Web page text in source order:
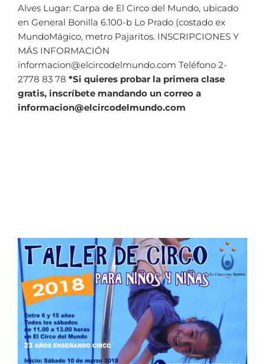
Alves Lugar: Carpa de El Circo del Mundo, ubicado
en General Bonilla 6.100-b Lo Prado (costado ex
MundoMágico, metro Pajaritos. INSCRIPCIONES Y
MÁS INFORMACIÓN
informacion@elcircodelmundo.com Teléfono 2-
2778 83 78 *Si quieres probar la primera clase
gratis, inscríbete mandando un correo a
informacion@elcircodelmundo.com